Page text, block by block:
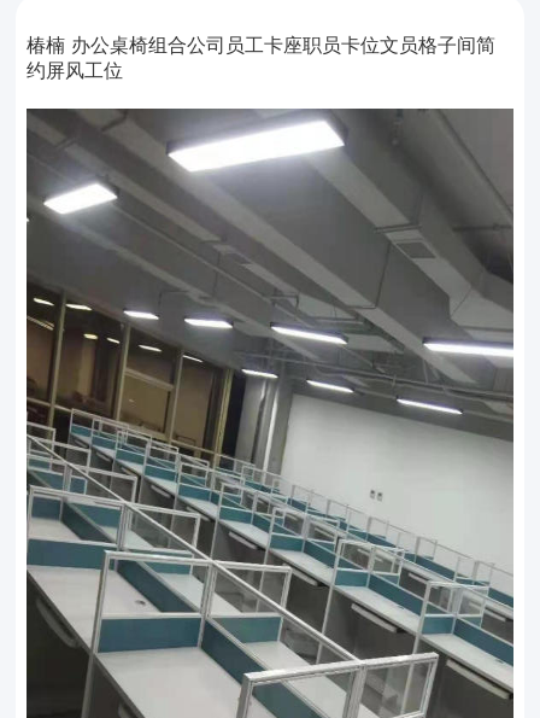
椿楠 办公桌椅组合公司员工卡座职员卡位文员格子间简
约屏风工位